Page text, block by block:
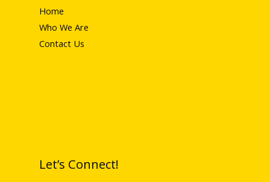
Home
Who We Are
Contact Us
Let’s Connect!